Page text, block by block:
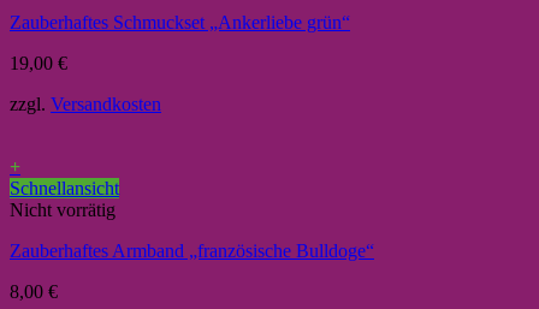
Zauberhaftes Schmuckset „Ankerliebe grün“
19,00 €
zzgl. Versandkosten
+
Schnellansicht
Nicht vorrätig
Zauberhaftes Armband „französische Bulldoge“
8,00 €